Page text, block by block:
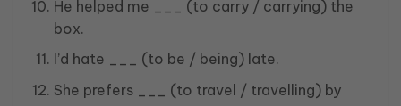
He helped me ___ (to carry / carrying) the
box.
I’d hate ___ (to be / being) late.
She prefers ___ (to travel / travelling) by